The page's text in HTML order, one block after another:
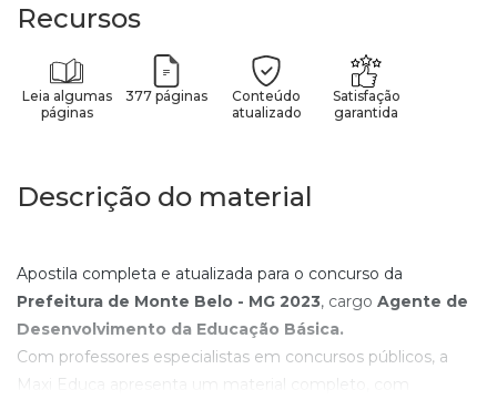
Recursos
Leia algumas
páginas
377 páginas
Conteúdo
atualizado
Satisfação
garantida
Descrição do material
Apostila completa e atualizada para o concurso da
Prefeitura de Monte Belo - MG 2023, cargo Agente de
Desenvolvimento da Educação Básica.
Com professores especialistas em concursos públicos, a
Maxi Educa apresenta um material completo, com